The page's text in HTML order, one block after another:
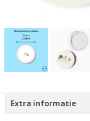
Extra informatie